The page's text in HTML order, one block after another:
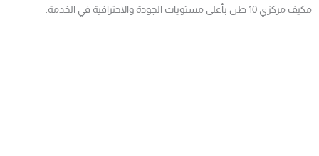
مكيف مركزي 10 طن بأعلى مستويات الجودة والاحترافية في الخدمة.